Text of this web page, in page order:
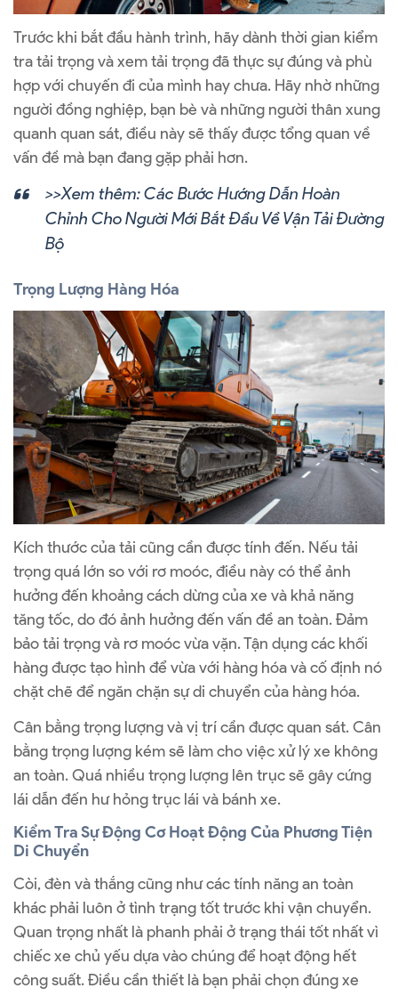
Trước khi bắt đầu hành trình, hãy dành thời gian kiểm
tra tải trọng và xem tải trọng đã thực sự đúng và phù
hợp với chuyến đi của mình hay chưa. Hãy nhờ những
người đồng nghiệp, bạn bè và những người thân xung
quanh quan sát, điều này sẽ thấy được tổng quan về
vấn đề mà bạn đang gặp phải hơn.
>>Xem thêm:Các Bước Hướng Dẫn Hoàn
Chỉnh Cho Người Mới Bắt Đầu Về Vận Tải Đường
Bộ
Trọng Lượng Hàng Hóa
Kích thước của tải cũng cần được tính đến. Nếu tải
trọng quá lớn so với rơ moóc, điều này có thể ảnh
hưởng đến khoảng cách dừng của xe và khả năng
tăng tốc, do đó ảnh hưởng đến vấn đề an toàn. Đảm
bảo tải trọng và rơ moóc vừa vặn. Tận dụng các khối
hàng được tạo hình để vừa với hàng hóa và cố định nó
chặt chẽ để ngăn chặn sự di chuyển của hàng hóa.
Cân bằng trọng lượng và vị trí cần được quan sát. Cân
bằng trọng lượng kém sẽ làm cho việc xử lý xe không
an toàn. Quá nhiều trọng lượng lên trục sẽ gây cứng
lái dẫn đến hư hỏng trục lái và bánh xe.
Kiểm Tra Sự Động Cơ Hoạt Động Của Phương Tiện
Di Chuyển
Còi, đèn và thắng cũng như các tính năng an toàn
khác phải luôn ở tình trạng tốt trước khi vận chuyển.
Quan trọng nhất là phanh phải ở trạng thái tốt nhất vì
chiếc xe chủ yếu dựa vào chúng để hoạt động hết
công suất. Điều cần thiết là bạn phải chọn đúng xe